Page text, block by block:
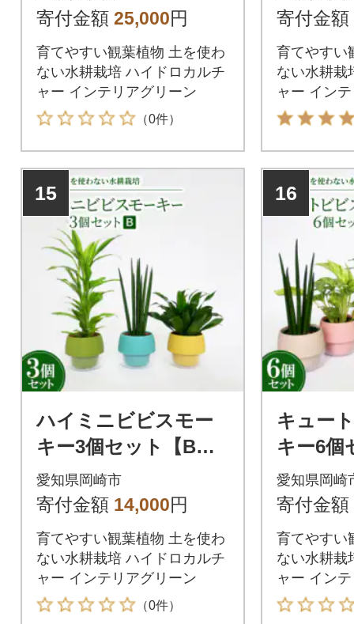
届け】
寄付金額 25,000円
育てやすい観葉植物 土を使わ
ない水耕栽培 ハイドロカルチ
ャー インテリアグリーン
（0件）
物でお
寄付金額
育てやすい
ない水耕栽
ャー イン
15
ハイミニビビスモー
キー3個セット【B】
【オススメの観葉植
物でお届け】
愛知県岡崎市
寄付金額 14,000円
育てやすい観葉植物 土を使わ
ない水耕栽培 ハイドロカルチ
ャー インテリアグリーン
（0件）
16
キュー
キー6個
スメの
届け】
愛知県岡崎
寄付金額
育てやすい
ない水耕栽
ャー イン